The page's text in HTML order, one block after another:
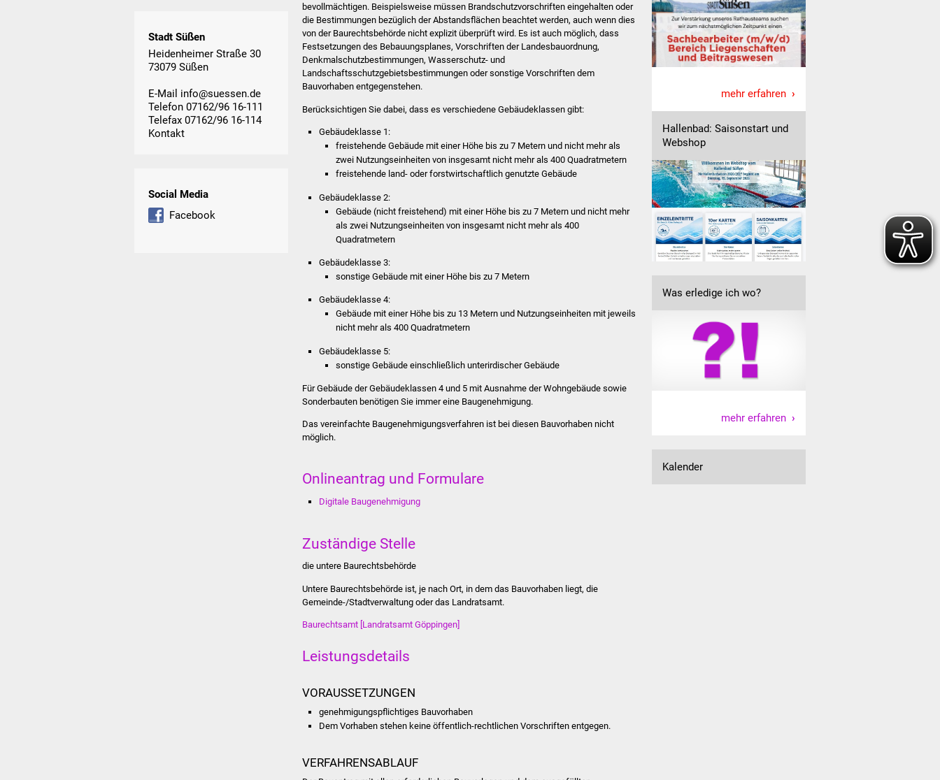
Stadt Süßen
Heidenheimer Straße 30
73079 Süßen
E-Mail info@suessen.de
Telefon 07162/96 16-111
Telefax 07162/96 16-114
Kontakt
Social Media
Facebook
bevollmächtigen. Beispielsweise müssen Brandschutzvorschriften eingehalten oder
die Bestimmungen bezüglich der Abstandsflächen beachtet werden, auch wenn dies
von der Baurechtsbehörde nicht explizit überprüft wird. Es ist auch möglich, dass
Festsetzungen des Bebauungsplanes, Vorschriften der Landesbauordnung,
Denkmalschutzbestimmungen, Wasserschutz- und
Landschaftsschutzgebietsbestimmungen oder sonstige Vorschriften dem
Bauvorhaben entgegenstehen.
Berücksichtigen Sie dabei, dass es verschiedene Gebäudeklassen gibt:
Gebäudeklasse 1:
freistehende Gebäude mit einer Höhe bis zu 7 Metern und nicht mehr als
zwei Nutzungseinheiten von insgesamt nicht mehr als 400 Quadratmetern
freistehende land- oder forstwirtschaftlich genutzte Gebäude
Gebäudeklasse 2:
Gebäude (nicht freistehend) mit einer Höhe bis zu 7 Metern und nicht mehr
als zwei Nutzungseinheiten von insgesamt nicht mehr als 400
Quadratmetern
Gebäudeklasse 3:
sonstige Gebäude mit einer Höhe bis zu 7 Metern
Gebäudeklasse 4:
Gebäude mit einer Höhe bis zu 13 Metern und Nutzungseinheiten mit jeweils
nicht mehr als 400 Quadratmetern
Gebäudeklasse 5:
sonstige Gebäude einschließlich unterirdischer Gebäude
Für Gebäude der Gebäudeklassen 4 und 5 mit Ausnahme der Wohngebäude sowie
Sonderbauten benötigen Sie immer eine Baugenehmigung.
Das vereinfachte Baugenehmigungsverfahren ist bei diesen Bauvorhaben nicht
möglich.
Onlineantrag und Formulare
Digitale Baugenehmigung
Zuständige Stelle
die untere Baurechtsbehörde
Untere Baurechtsbehörde ist, je nach Ort, in dem das Bauvorhaben liegt, die
Gemeinde-/Stadtverwaltung oder das Landratsamt.
Baurechtsamt [Landratsamt Göppingen]
Leistungsdetails
VORAUSSETZUNGEN
genehmigungspflichtiges Bauvorhaben
Dem Vorhaben stehen keine öffentlich-rechtlichen Vorschriften entgegen.
VERFAHRENSABLAUF
mehr erfahren
Hallenbad: Saisonstart und
Webshop
Was erledige ich wo?
mehr erfahren
Kalender